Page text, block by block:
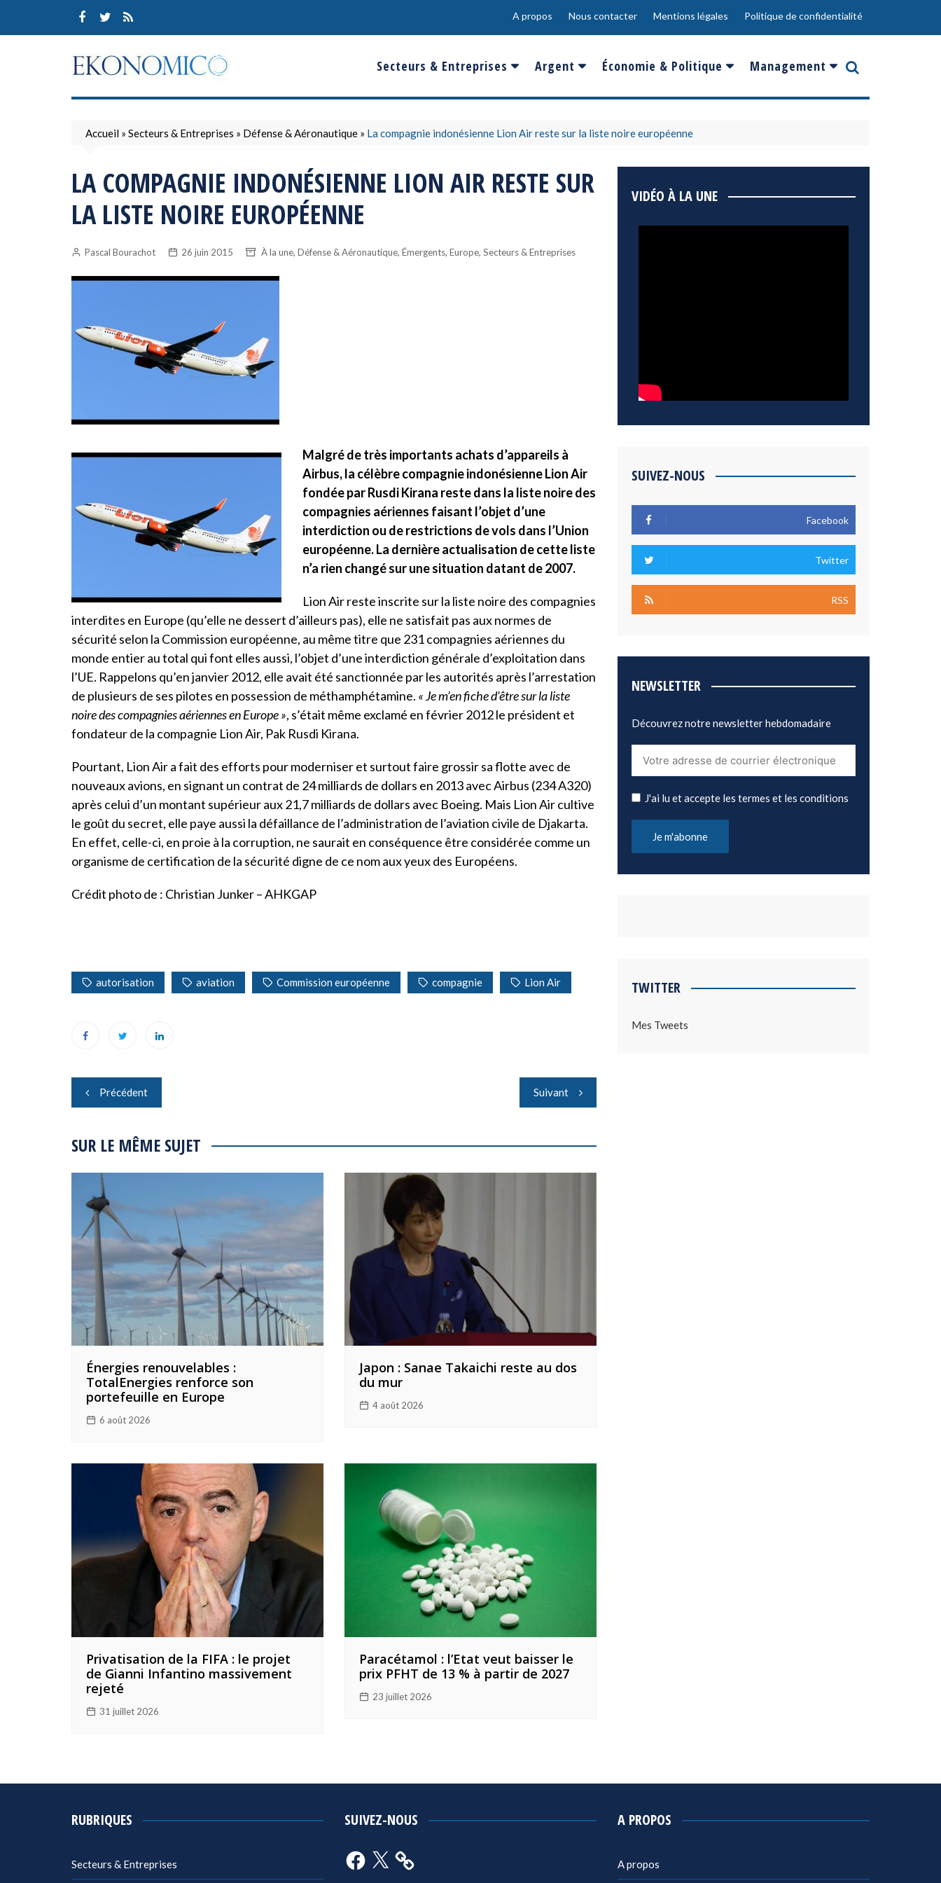
content
A propos Nous contacter Mentions légales Politique de confidentialité
Secteurs & Entreprises
Banques & Finances
Conso & Distrib
Environnement
Technologies & Médias
Argent
Salaire
Sport
Epargne & Placements
Économie & Politique
France
Europe
Management
Innovation
Accueil » Secteurs & Entreprises » Défense & Aéronautique » La compagnie indonésienne Lion Air reste sur la liste noire européenne
LA COMPAGNIE INDONÉSIENNE LION AIR RESTE SUR
LA LISTE NOIRE EUROPÉENNE
Pascal Bourachot 26 juin 2015 À la une, Défense & Aéronautique, Émergents, Europe, Secteurs & Entreprises
Malgré de très importants achats d’appareils à
Airbus, la célèbre compagnie indonésienne Lion Air
fondée par Rusdi Kirana reste dans la liste noire des
compagnies aériennes faisant l’objet d’une
interdiction ou de restrictions de vols dans l’Union
européenne. La dernière actualisation de cette liste
n’a rien changé sur une situation datant de 2007.
Lion Air reste inscrite sur la liste noire des compagnies
interdites en Europe (qu’elle ne dessert d’ailleurs pas), elle ne satisfait pas aux normes de
sécurité selon la Commission européenne, au même titre que 231 compagnies aériennes du
monde entier au total qui font elles aussi, l’objet d’une interdiction générale d’exploitation dans
l’UE. Rappelons qu’en janvier 2012, elle avait été sanctionnée par les autorités après l’arrestation
de plusieurs de ses pilotes en possession de méthamphétamine. « Je m’en fiche d’être sur la liste
noire des compagnies aériennes en Europe », s’était même exclamé en février 2012 le président et
fondateur de la compagnie Lion Air, Pak Rusdi Kirana.
Pourtant, Lion Air a fait des efforts pour moderniser et surtout faire grossir sa flotte avec de
nouveaux avions, en signant un contrat de 24 milliards de dollars en 2013 avec Airbus (234 A320)
après celui d’un montant supérieur aux 21,7 milliards de dollars avec Boeing. Mais Lion Air cultive
le goût du secret, elle paye aussi la défaillance de l’administration de l’aviation civile de Djakarta.
En effet, celle-ci, en proie à la corruption, ne saurait en conséquence être considérée comme un
organisme de certification de la sécurité digne de ce nom aux yeux des Européens.
Crédit photo de : Christian Junker – AHKGAP
autorisation aviation Commission européenne compagnie Lion Air
Navigation
de
l’article
Précédent Suivant
SUR LE MÊME SUJET
Énergies renouvelables :
TotalEnergies renforce son
portefeuille en Europe
6 août 2026
Japon : Sanae Takaichi reste au dos
du mur
4 août 2026
Privatisation de la FIFA : le projet
de Gianni Infantino massivement
rejeté
31 juillet 2026
Paracétamol : l’Etat veut baisser le
prix PFHT de 13 % à partir de 2027
23 juillet 2026
VIDÉO À LA UNE
SUIVEZ-NOUS
Facebook
Twitter
RSS
NEWSLETTER
Découvrez notre newsletter hebdomadaire
J'ai lu et accepte les termes et les conditions
TWITTER
Mes Tweets
RUBRIQUES
Secteurs & Entreprises
SUIVEZ-NOUS
Facebook
X
A PROPOS
A propos